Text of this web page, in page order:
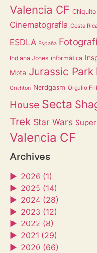
Valencia CF Chiquito
Cinematografía Costa Rica
ESDLA España
Indiana Jones informática
Mota Jurassic Park
Crichton Nerdgasm Orgullo
House Secta
Trek Star Wars
Valencia CF
Archives
► 2026 (1)
► 2025 (14)
► 2024 (28)
► 2023 (12)
► 2022 (8)
► 2021 (29)
► 2020 (66)